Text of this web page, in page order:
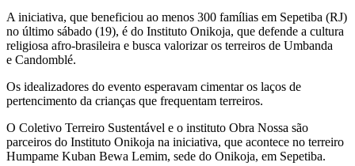
A iniciativa, que beneficiou ao menos 300 famílias em Sepetiba (RJ)
no último sábado (19), é do Instituto Onikoja, que defende a cultura
religiosa afro-brasileira e busca valorizar os terreiros de Umbanda
e Candomblé.
Os idealizadores do evento esperavam cimentar os laços de
pertencimento da crianças que frequentam terreiros.
O Coletivo Terreiro Sustentável e o instituto Obra Nossa são
parceiros do Instituto Onikoja na iniciativa, que acontece no terreiro
Humpame Kuban Bewa Lemim, sede do Onikoja, em Sepetiba.